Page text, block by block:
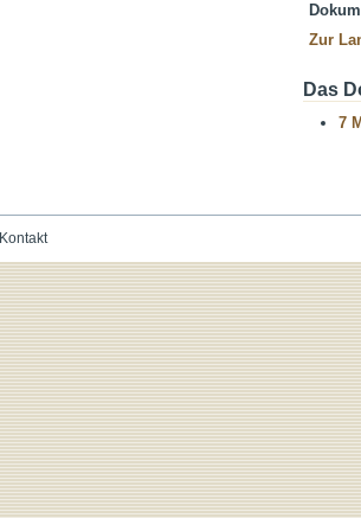
Zur
Das
7
Kontakt